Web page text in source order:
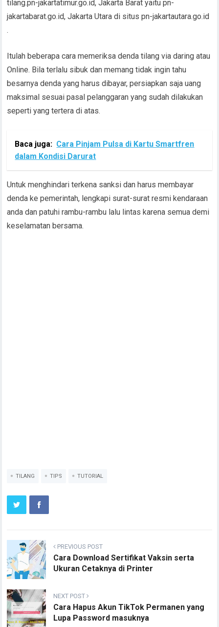
tilang.pn-jakartatimur.go.id, Jakarta Barat yaitu pn-
jakartabarat.go.id, Jakarta Utara di situs pn-jakartautara.go.id
.
Itulah beberapa cara memeriksa denda tilang via daring atau
Online. Bila terlalu sibuk dan memang tidak ingin tahu
besarnya denda yang harus dibayar, persiapkan saja uang
maksimal sesuai pasal pelanggaran yang sudah dilakukan
seperti yang tertera di atas.
Baca juga: Cara Pinjam Pulsa di Kartu Smartfren
dalam Kondisi Darurat
Untuk menghindari terkena sanksi dan harus membayar
denda ke pemerintah, lengkapi surat-surat resmi kendaraan
anda dan patuhi rambu-rambu lalu lintas karena semua demi
keselamatan bersama.
TILANG TIPS TUTORIAL
PREVIOUS POST
Cara Download Sertifikat Vaksin serta
Ukuran Cetaknya di Printer
NEXT POST
Cara Hapus Akun TikTok Permanen yang
Lupa Password masuknya